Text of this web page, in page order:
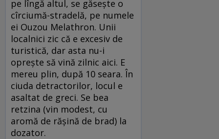
pe lîngă altul, se găseşte o
cîrciumă-stradelă, pe numele
ei Ouzou Melathron. Unii
localnici zic că e excesiv de
turistică, dar asta nu-i
opreşte să vină zilnic aici. E
mereu plin, după 10 seara. În
ciuda detractorilor, locul e
asaltat de greci. Se bea
retzina (vin modest, cu
aromă de răşină de brad) la
dozator.